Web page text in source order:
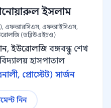
ইসলাম
এফআরসিএস, এফআইসিএস,
(ডব্লিউএইচও)
ইউরোলজি বঙ্গবন্ধু শেখ
হাসপাতাল
প্রোস্টেট) সার্জন
নিন